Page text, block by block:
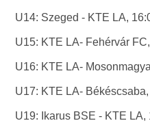
U14: Szeged - KTE LA,
U15: KTE LA- Fehérvár
U16: KTE LA-
U17: KTE LA-
U19: Ikarus BSE - KTE LA,